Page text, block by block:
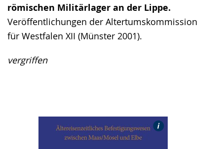
römischen Militärlager an der Lippe.
Veröffentlichungen der Altertumskommission
für Westfalen XII (Münster 2001).
vergriffen